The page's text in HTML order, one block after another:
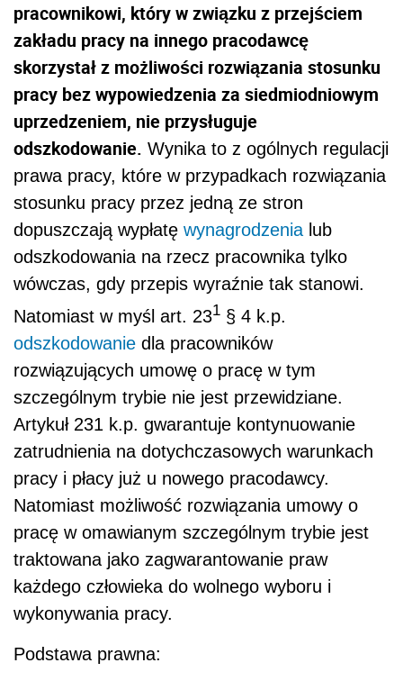
pracownikowi, który w związku z przejściem
zakładu pracy na innego pracodawcę
skorzystał z możliwości rozwiązania stosunku
pracy bez wypowiedzenia za siedmiodniowym
uprzedzeniem, nie przysługuje
odszkodowanie. Wynika to z ogólnych regulacji
prawa pracy, które w przypadkach rozwiązania
stosunku pracy przez jedną ze stron
dopuszczają wypłatę wynagrodzenia lub
odszkodowania na rzecz pracownika tylko
wówczas, gdy przepis wyraźnie tak stanowi.
Natomiast w myśl art. 231 § 4 k.p.
odszkodowanie dla pracowników
rozwiązujących umowę o pracę w tym
szczególnym trybie nie jest przewidziane.
Artykuł 231 k.p. gwarantuje kontynuowanie
zatrudnienia na dotychczasowych warunkach
pracy i płacy już u nowego pracodawcy.
Natomiast możliwość rozwiązania umowy o
pracę w omawianym szczególnym trybie jest
traktowana jako zagwarantowanie praw
każdego człowieka do wolnego wyboru i
wykonywania pracy.
Podstawa prawna: